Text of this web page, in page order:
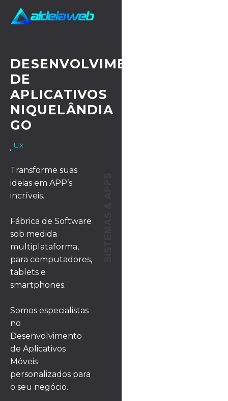
DESENVOLVIMENTO
DE
APLICATIVOS
NIQUELÂNDIA
GO
· UX/UI DESIGN
Transforme suas
ideias em APP’s
incríveis.
Fábrica de Software
sob medida
multiplataforma,
para computadores,
tablets e
smartphones.
Somos especialistas
no
Desenvolvimento
de Aplicativos
Móveis
personalizados para
o seu negócio.